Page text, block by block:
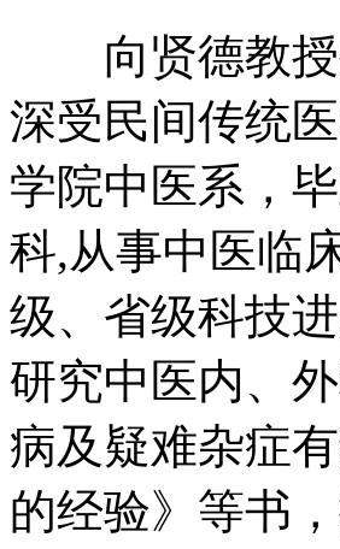
向贤德教授
深受民间传统
学院中医系，
科,从事中医临
级、省级科技
研究中医内、
病及疑难杂症
的经验》等书